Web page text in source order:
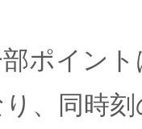
ポイン
、同時